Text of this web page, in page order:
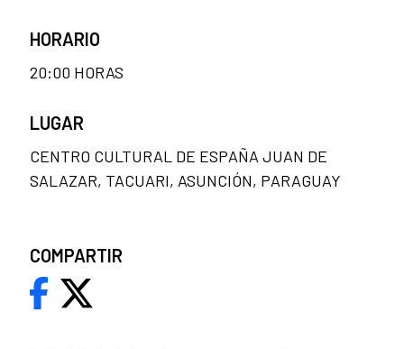
HORARIO
20:00 HORAS
LUGAR
CENTRO CULTURAL DE ESPAÑA JUAN DE
SALAZAR, TACUARI, ASUNCIÓN, PARAGUAY
COMPARTIR